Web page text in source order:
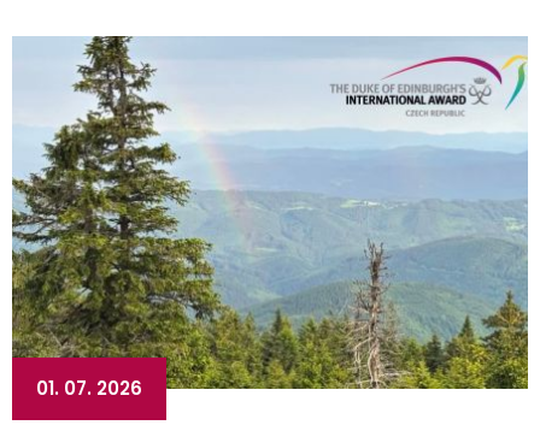
01. 07. 2026